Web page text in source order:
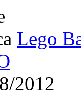
Lego
2012